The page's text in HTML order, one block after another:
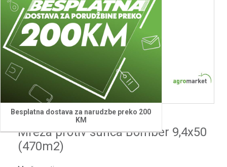
Besplatna dostava za narudzbe preko 200
KM
Bomber
Mreža protiv sunca Bomber 9,4x50
(470m2)